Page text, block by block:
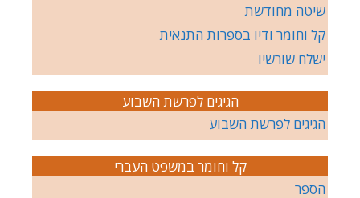
שיטה מחודשת
קל וחומר ודיו בספרות התנאית
ישלח שורשיו
הגיגים לפרשת השבוע
הגיגים לפרשת השבוע
קל וחומר במשפט העברי
הספר